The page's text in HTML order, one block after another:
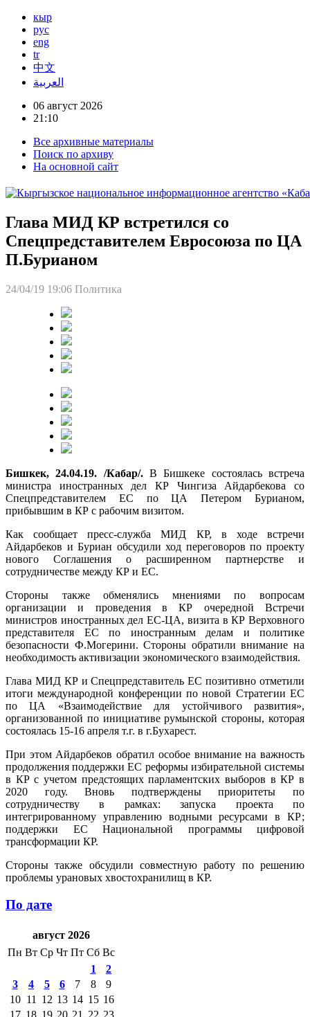
кыр
рус
eng
tr
中文
العربية
06 август 2026
21:10
Все архивные материалы
Поиск по архиву
На основной сайт
Глава МИД КР встретился со
Спецпредставителем Евросоюза по ЦА
П.Бурианом
24/04/19 19:06 Политика
Бишкек, 24.04.19. /Кабар/. В Бишкеке состоялась встреча
министра иностранных дел КР Чингиза Айдарбекова со
Спецпредставителем ЕС по ЦА Петером Бурианом,
прибывшим в КР с рабочим визитом.
Как сообщает пресс-служба МИД КР, в ходе встречи
Айдарбеков и Буриан обсудили ход переговоров по проекту
нового Соглашения о расширенном партнерстве и
сотрудничестве между КР и ЕС.
Стороны также обменялись мнениями по вопросам
организации и проведения в КР очередной Встречи
министров иностранных дел ЕС-ЦА, визита в КР Верховного
представителя ЕС по иностранным делам и политике
безопасности Ф.Могерини. Стороны обратили внимание на
необходимость активизации экономического взаимодействия.
Глава МИД КР и Спецпредставитель ЕС позитивно отметили
итоги международной конференции по новой Стратегии ЕС
по ЦА «Взаимодействие для устойчивого развития»,
организованной по инициативе румынской стороны, которая
состоялась 15-16 апреля т.г. в г.Бухарест.
При этом Айдарбеков обратил особое внимание на важность
продолжения поддержки ЕС реформы избирательной системы
в КР с учетом предстоящих парламентских выборов в КР в
2020 году. Вновь подтверждены приоритеты по
сотрудничеству в рамках: запуска проекта по
интегрированному управлению водными ресурсами в КР;
поддержки ЕС Национальной программы цифровой
трансформации КР.
Стороны также обсудили совместную работу по решению
проблемы урановых хвостохранилищ в КР.
По дате
август 2026
Пн Вт Ср Чт Пт Сб Вс
1
2
3
4 5 6 7 8
9
10 11 12 13 14 15 16